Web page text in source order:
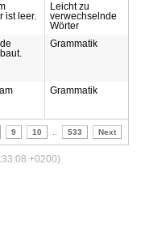
ist leer.
Leicht zu
verwechselnde
Wörter
Grammatik
am
Grammatik
9 10 533 Next
+0200)